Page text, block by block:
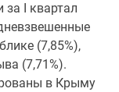
за I квартал
(7,85%),
(7,71%).
в Крыму